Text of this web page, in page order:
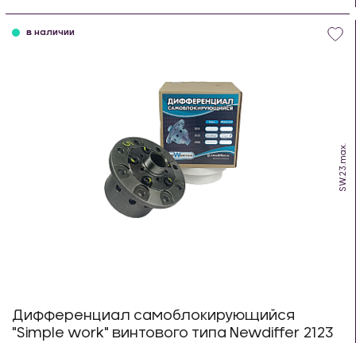
SW.23.max.
в наличии
Дифференциал самоблокирующийся
"Simple work" винтового типа Newdiffer 2123